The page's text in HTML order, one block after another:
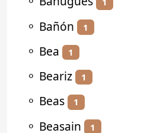
⚬ Bañón 1
⚬ Bea 1
⚬ Beariz 1
⚬ Beas 1
⚬ Beasain 1